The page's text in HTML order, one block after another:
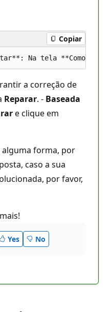
Copiar
a correção de
Reparar. - Baseada
e clique em
alguma forma, por
caso a sua
por favor,
Yes No